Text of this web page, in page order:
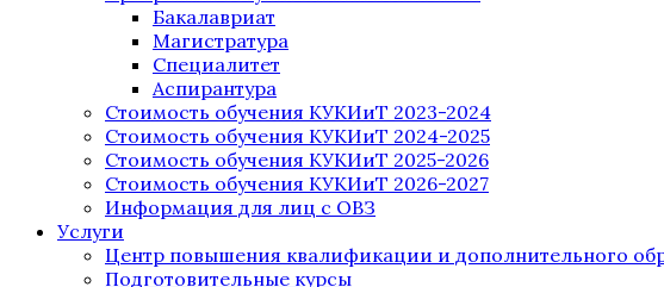
Бакалавриат
Магистратура
Специалитет
Аспирантура
Стоимость обучения КУКИиТ 2023-2024
Стоимость обучения КУКИиТ 2024-2025
Стоимость обучения КУКИиТ 2025-2026
Стоимость обучения КУКИиТ 2026-2027
Информация для лиц с ОВЗ
Услуги
Центр повышения квалификации и дополнительного
Подготовительные курсы